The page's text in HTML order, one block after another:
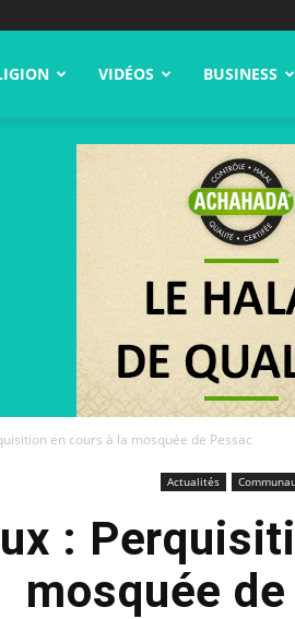
VIDÉOS BUSINESS
en cours à la mosquée de Pessac
Actualités
:
mosquée